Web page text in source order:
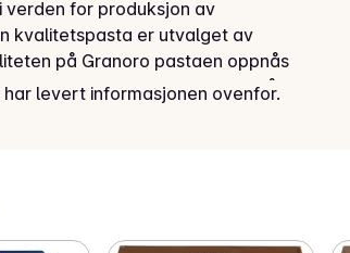
verden for produksjon av
kvalitetspasta er utvalget av
på Granoro pastaen oppnås
durumhvete semulegryn oppnådd
har levert informasjonen ovenfor.